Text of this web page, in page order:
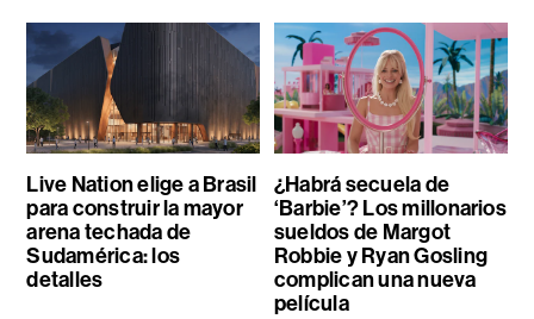
Live Nation elige a Brasil
para construir la mayor
arena techada de
Sudamérica: los
detalles
¿Habrá secuela de
‘Barbie’? Los millonarios
sueldos de Margot
Robbie y Ryan Gosling
complican una nueva
película